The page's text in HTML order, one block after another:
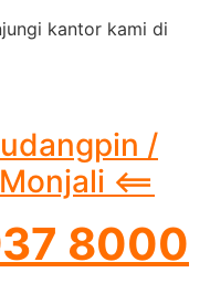
kantor kami di
/
<==
8000